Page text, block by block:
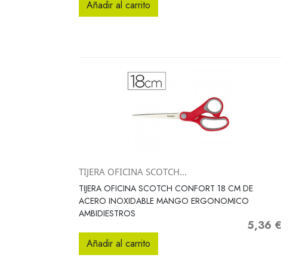
Añadir al carrito
Vista rápida
TIJERA OFICINA SCOTCH...
TIJERA OFICINA SCOTCH CONFORT 18 CM DE
ACERO INOXIDABLE MANGO ERGONOMICO
AMBIDIESTROS
Precio
5,36 €
Añadir al carrito